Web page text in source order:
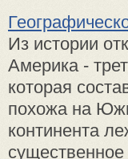
Из истории
Америка -
которая
похожа на
континента